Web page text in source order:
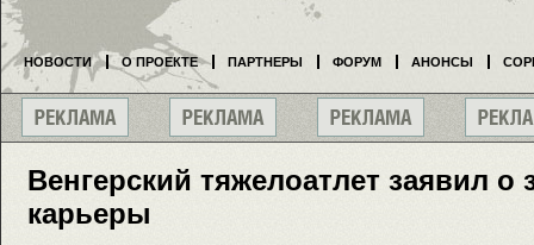
Венгерский тяжелоатлет заявил о
карьеры
НОВОСТИ О ПРОЕКТЕ ПАРТНЕРЫ ФОРУМ АНОНСЫ